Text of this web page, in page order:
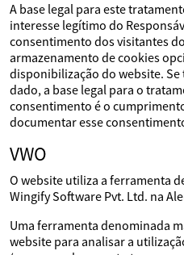
A base legal para este
interesse legítimo do
consentimento dos visitantes
armazenamento de cookies
disponibilização do website.
dado, a base legal para o
consentimento é o
documentar esse
VWO
O website utiliza a ferramenta
Wingify Software Pvt. Ltd. na
Uma ferramenta denominada
website para analisar a